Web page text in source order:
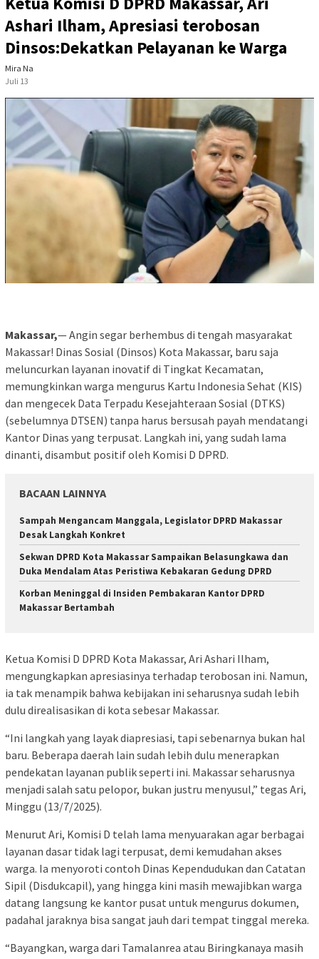
Ashari Ilham, Apresiasi terobosan
Dinsos:Dekatkan Pelayanan ke Warga
Mira Na
Juli 13
Makassar,— Angin segar berhembus di tengah masyarakat
Makassar! Dinas Sosial (Dinsos) Kota Makassar, baru saja
meluncurkan layanan inovatif di Tingkat Kecamatan,
memungkinkan warga mengurus Kartu Indonesia Sehat (KIS)
dan mengecek Data Terpadu Kesejahteraan Sosial (DTKS)
(sebelumnya DTSEN) tanpa harus bersusah payah mendatangi
Kantor Dinas yang terpusat. Langkah ini, yang sudah lama
dinanti, disambut positif oleh Komisi D DPRD.
BACAAN LAINNYA
Sampah Mengancam Manggala, Legislator DPRD Makassar
Desak Langkah Konkret
Sekwan DPRD Kota Makassar Sampaikan Belasungkawa dan
Duka Mendalam Atas Peristiwa Kebakaran Gedung DPRD
Korban Meninggal di Insiden Pembakaran Kantor DPRD
Makassar Bertambah
Ketua Komisi D DPRD Kota Makassar, Ari Ashari Ilham,
mengungkapkan apresiasinya terhadap terobosan ini. Namun,
ia tak menampik bahwa kebijakan ini seharusnya sudah lebih
dulu direalisasikan di kota sebesar Makassar.
“Ini langkah yang layak diapresiasi, tapi sebenarnya bukan hal
baru. Beberapa daerah lain sudah lebih dulu menerapkan
pendekatan layanan publik seperti ini. Makassar seharusnya
menjadi salah satu pelopor, bukan justru menyusul,” tegas Ari,
Minggu (13/7/2025).
Menurut Ari, Komisi D telah lama menyuarakan agar berbagai
layanan dasar tidak lagi terpusat, demi kemudahan akses
warga. Ia menyoroti contoh Dinas Kependudukan dan Catatan
Sipil (Disdukcapil), yang hingga kini masih mewajibkan warga
datang langsung ke kantor pusat untuk mengurus dokumen,
padahal jaraknya bisa sangat jauh dari tempat tinggal mereka.
“Bayangkan, warga dari Tamalanrea atau Biringkanaya masih